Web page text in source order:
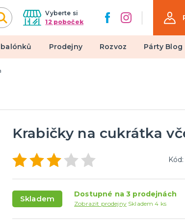
Vyberte si
12 poboček
Prodejny Rozvoz Párty Blog
Krabičky na cukrátka
Skladem Dostupné na 3 prodejnách
Zobrazit prodejny Skladem 4 ks